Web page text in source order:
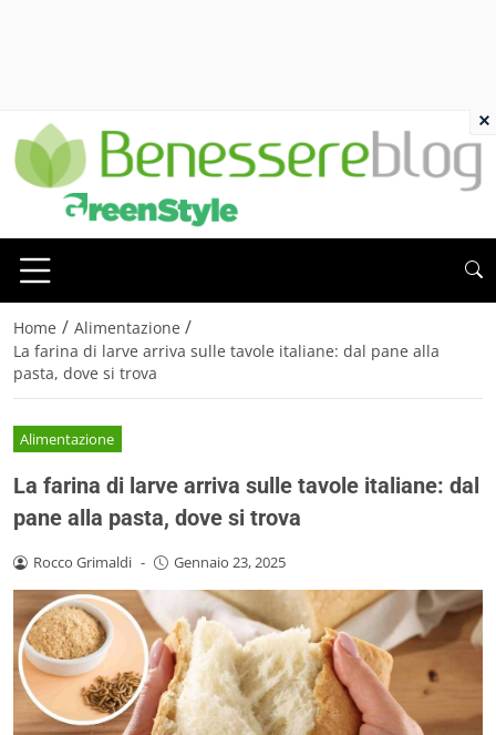
Home / Alimentazione /
La farina di larve arriva sulle tavole italiane: dal pane alla
pasta, dove si trova
Alimentazione
La farina di larve arriva sulle tavole italiane: dal
pane alla pasta, dove si trova
Rocco Grimaldi - Gennaio 23, 2025
×